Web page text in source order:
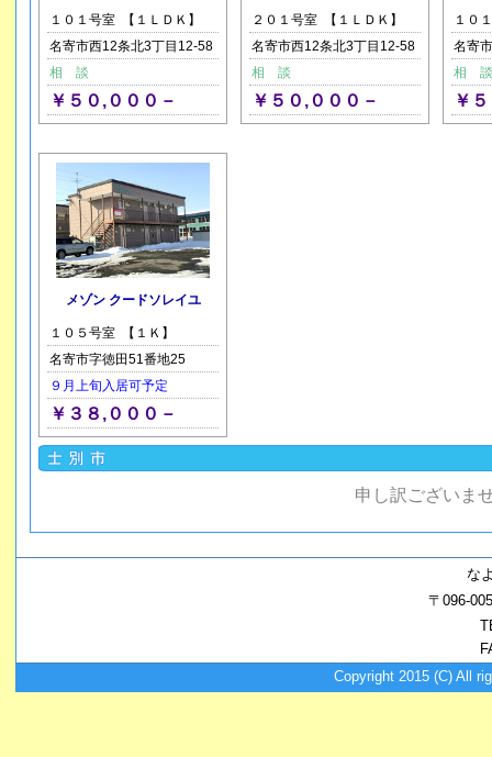
１０１号室 【１ＬＤＫ】
名寄市西12条北3丁目12-58
相 談
￥５０,０００－
２０１号室 【１ＬＤＫ】
名寄市西12条北3丁目12-58
相 談
￥５０,０００－
１０
名寄
相 談
￥
メゾン クードソレイユ
１０５号室 【１Ｋ】
名寄市字徳田51番地25
９月上旬入居可予定
￥３８,０００－
申し訳ございま
な
〒096-
Copyright 2015 (C) All